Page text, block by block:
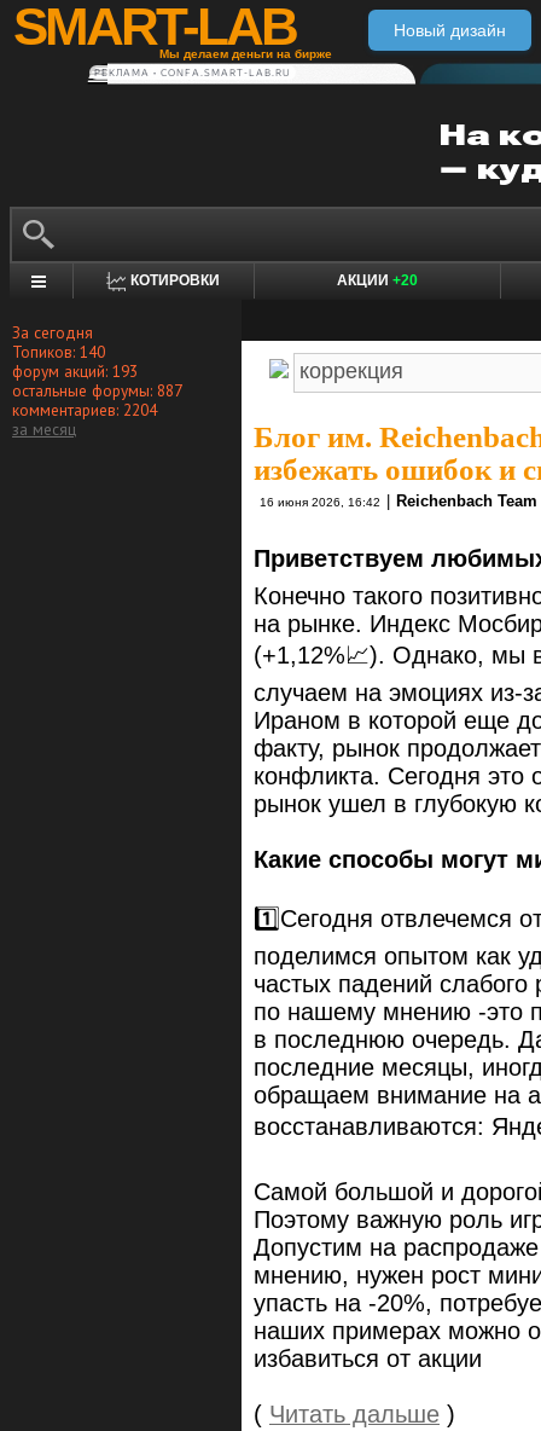
SMART-LAB
Мы делаем деньги на бирже
Новый дизайн
РЕКЛАМА • CONFA.SMART-LAB.RU
КОТИРОВКИ АКЦИИ +20
За сегодня
Топиков: 140
форум акций: 193
остальные форумы: 887
комментариев: 2204
за месяц
Блог им.
избежать ошибок и
16 июня 2026, 16:42 Reichenbach Team
Приветствуем
Конечно такого
на рынке. Индекс
(+1,12%📈). Однако, мы
случаем на эмоциях из-
Ираном в которой еще
факту, рынок
конфликта. Сегодня это
рынок ушел в глубокую
Какие способы могут
1️⃣Сегодня отвлечемся
поделимся опытом как
частых падений
по нашему мнению -это
в последнюю очередь.
последние месяцы,
обращаем внимание на
восстанавливаются:
Самой большой и
Поэтому важную роль
Допустим на
мнению, нужен рост
упасть на -20%,
наших примерах можно
избавиться от акции
( Читать дальше )